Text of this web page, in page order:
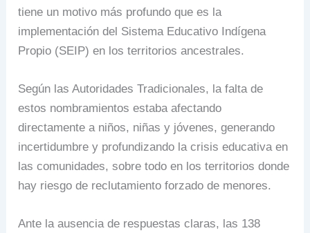
tiene un motivo más profundo que es la
implementación del Sistema Educativo Indígena
Propio (SEIP) en los territorios ancestrales.
Según las Autoridades Tradicionales, la falta de
estos nombramientos estaba afectando
directamente a niños, niñas y jóvenes, generando
incertidumbre y profundizando la crisis educativa en
las comunidades, sobre todo en los territorios donde
hay riesgo de reclutamiento forzado de menores.
Ante la ausencia de respuestas claras, las 138